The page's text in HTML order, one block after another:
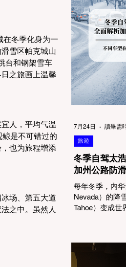
在冬季化身为一
雪区帕克城山
台和钢架雪车
之旅画上温馨
人，平均气温
是不可错过的
也为旅程增添
场、第五大道
之中。虽然人
冬季自驾太
加州公路防
每年冬季，内
Nevada）的降
Tahoe）变成世
交通局
(Chain
旅遊
7月24日 讀畢需